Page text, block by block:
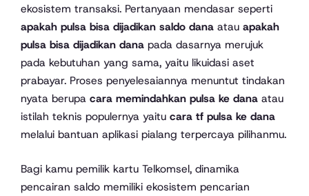
ekosistem transaksi. Pertanyaan mendasar seperti
apakah pulsa bisa dijadikan saldo dana atau apakah
pulsa bisa dijadikan dana pada dasarnya merujuk
pada kebutuhan yang sama, yaitu likuidasi aset
prabayar. Proses penyelesaiannya menuntut tindakan
nyata berupa cara memindahkan pulsa ke dana atau
istilah teknis populernya yaitu cara tf pulsa ke dana
melalui bantuan aplikasi pialang terpercaya pilihanmu.
Bagi kamu pemilik kartu Telkomsel, dinamika
pencairan saldo memiliki ekosistem pencarian